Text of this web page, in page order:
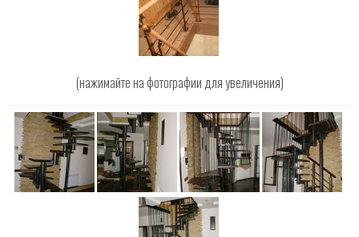
(нажимайте на фотографии для увеличения)